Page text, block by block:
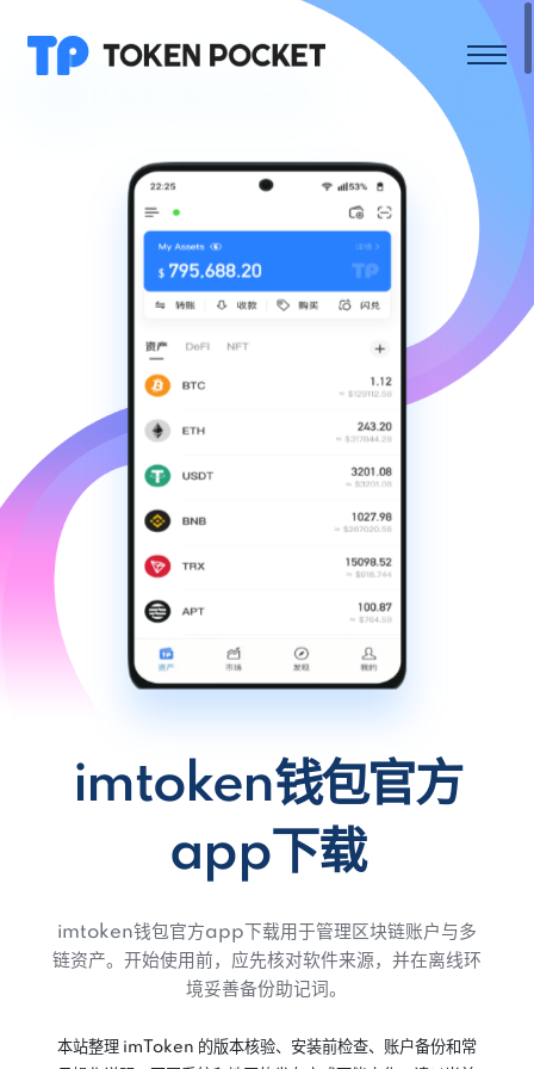
imtoken钱包官方
app下载
imtoken钱包官方app下载用于管理区块链账户与多
链资产。开始使用前，应先核对软件来源，并在离线环
境妥善备份助记词。
本站整理 imToken 的版本核验、安装前检查、账户备份和常